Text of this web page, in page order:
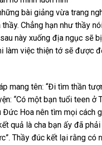
bài giảng vừa trang
thầy. Chẳng hạn như thầy
này xuống địa ngục sẽ
làm việc thiện tớ sẽ được
mang tên: “Đi tìm thần
“Có một bạn tuổi teen ở
Đức Hoa nên tìm mọi cách
quả là cha bạn ấy đã
Thầy đúc kết lại rằng có